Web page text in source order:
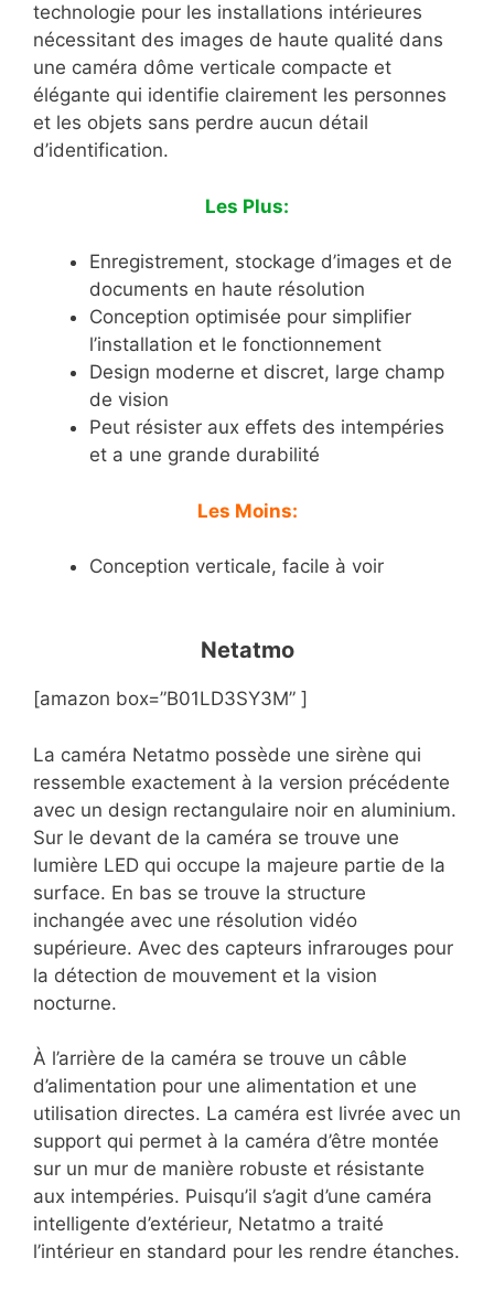
technologie pour les installations intérieures
nécessitant des images de haute qualité dans
une caméra dôme verticale compacte et
élégante qui identifie clairement les personnes
et les objets sans perdre aucun détail
d’identification.
Les Plus:
Enregistrement, stockage d’images et de
documents en haute résolution
Conception optimisée pour simplifier
l’installation et le fonctionnement
Design moderne et discret, large champ
de vision
Peut résister aux effets des intempéries
et a une grande durabilité
Les Moins:
Conception verticale, facile à voir
Netatmo
[amazon box=”B01LD3SY3M” ]
La caméra Netatmo possède une sirène qui
ressemble exactement à la version précédente
avec un design rectangulaire noir en aluminium.
Sur le devant de la caméra se trouve une
lumière LED qui occupe la majeure partie de la
surface. En bas se trouve la structure
inchangée avec une résolution vidéo
supérieure. Avec des capteurs infrarouges pour
la détection de mouvement et la vision
nocturne.
À l’arrière de la caméra se trouve un câble
d’alimentation pour une alimentation et une
utilisation directes. La caméra est livrée avec un
support qui permet à la caméra d’être montée
sur un mur de manière robuste et résistante
aux intempéries. Puisqu’il s’agit d’une caméra
intelligente d’extérieur, Netatmo a traité
l’intérieur en standard pour les rendre étanches.